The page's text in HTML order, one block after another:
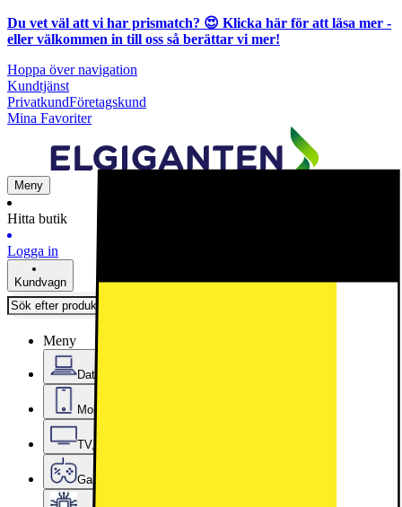
Du vet väl att vi har prismatch? 😍 Klicka här för att läsa mer -
eller välkommen in till oss så berättar vi mer!
Hoppa över navigation
Kundtjänst
PrivatkundFöretagskund
Mina Favoriter
Meny
Hitta butik
Logga in
Kundvagn
Meny
Datorer & Kontor
Mobiler, Tablets & Smartklockor
TV, Ljud & Smart Hem
Gaming